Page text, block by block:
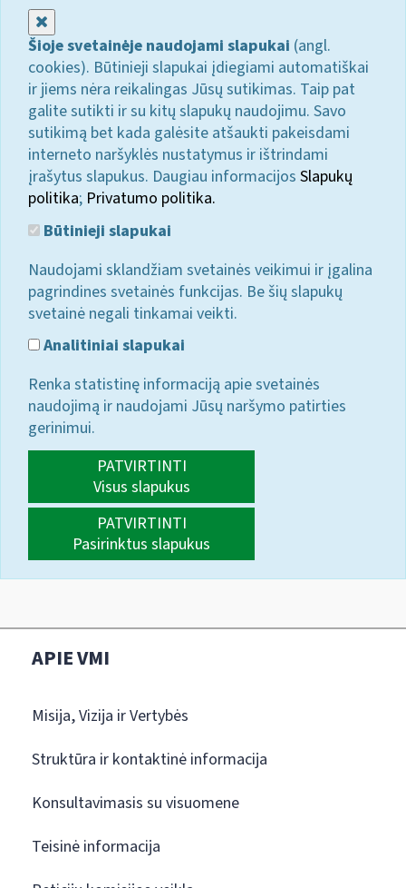
Šioje svetainėje naudojami slapukai (angl.
cookies). Būtinieji slapukai įdiegiami automatiškai
ir jiems nėra reikalingas Jūsų sutikimas. Taip pat
galite sutikti ir su kitų slapukų naudojimu. Savo
sutikimą bet kada galėsite atšaukti pakeisdami
interneto naršyklės nustatymus ir ištrindami
įrašytus slapukus. Daugiau informacijos Slapukų
politika; Privatumo politika.
Būtinieji slapukai
Naudojami sklandžiam svetainės veikimui ir įgalina
pagrindines svetainės funkcijas. Be šių slapukų
svetainė negali tinkamai veikti.
Analitiniai slapukai
Renka statistinę informaciją apie svetainės
naudojimą ir naudojami Jūsų naršymo patirties
gerinimui.
PATVIRTINTI
Visus slapukus
PATVIRTINTI
Pasirinktus slapukus
APIE VMI
Misija, Vizija ir Vertybės
Struktūra ir kontaktinė informacija
Konsultavimasis su visuomene
Teisinė informacija